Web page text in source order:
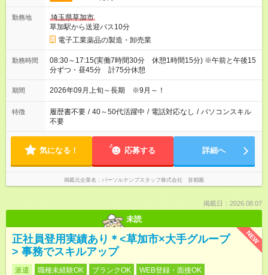
勤務地
埼玉県草加市
草加駅から送迎バス10分
電子工業薬品の製造・卸売業
勤務時間
08:30～17:15(実働7時間30分 休憩1時間15分) ※午前と午後15
分ずつ・昼45分 計75分休憩
期間 2026年09月上旬～長期 ※9月～！
特徴 履歴書不要 / 40～50代活躍中 / 電話対応なし / パソコンスキル
不要
気になる！ 応募する 詳細へ
掲載元企業名 パーソルテンプスタッフ株式会社 首都圏
掲載日：2026.08.07
未読
NEW
正社員登用実績あり＊<草加市×大手グループ
> 事務でスキルアップ
派遣 職種未経験OK ブランクOK WEB登録・面接OK